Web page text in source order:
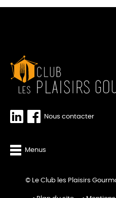
Nous contacter
Menus
© Le Club les Plaisirs